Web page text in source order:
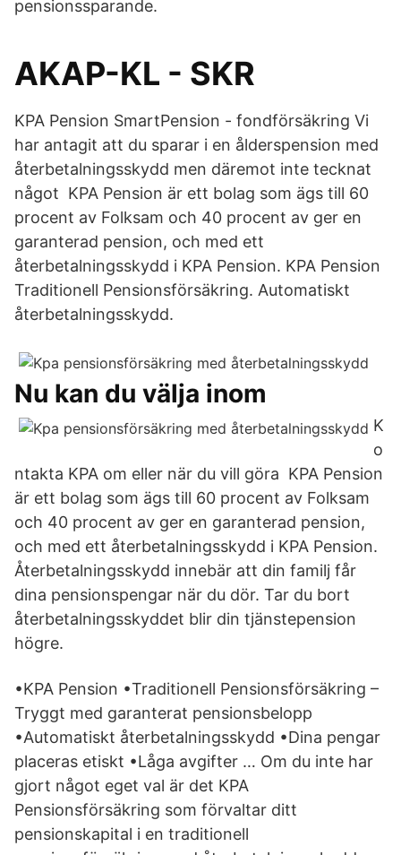
pensionssparande.
AKAP-KL - SKR
KPA Pension SmartPension - fondförsäkring Vi
har antagit att du sparar i en ålderspension med
återbetalningsskydd men däremot inte tecknat
något KPA Pension är ett bolag som ägs till 60
procent av Folksam och 40 procent av ger en
garanterad pension, och med ett
återbetalningsskydd i KPA Pension. KPA Pension
Traditionell Pensionsförsäkring. Automatiskt
återbetalningsskydd.
Nu kan du välja inom
K
o
ntakta KPA om eller när du vill göra KPA Pension
är ett bolag som ägs till 60 procent av Folksam
och 40 procent av ger en garanterad pension,
och med ett återbetalningsskydd i KPA Pension.
Återbetalningsskydd innebär att din familj får
dina pensionspengar när du dör. Tar du bort
återbetalningsskyddet blir din tjänstepension
högre.
•KPA Pension •Traditionell Pensionsförsäkring –
Tryggt med garanterat pensionsbelopp
•Automatiskt återbetalningsskydd •Dina pengar
placeras etiskt •Låga avgifter … Om du inte har
gjort något eget val är det KPA
Pensionsförsäkring som förvaltar ditt
pensionskapital i en traditionell